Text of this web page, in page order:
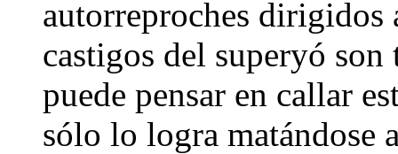
autorreproches dirigidos
castigos del superyó
puede pensar en callar
sólo lo logra matándose